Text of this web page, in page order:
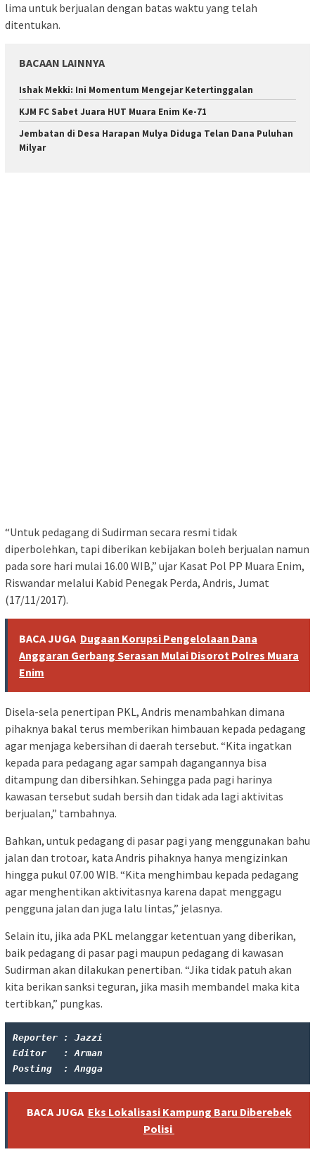
lima untuk berjualan dengan batas waktu yang telah
ditentukan.
BACAAN LAINNYA
Ishak Mekki: Ini Momentum Mengejar Ketertinggalan
KJM FC Sabet Juara HUT Muara Enim Ke-71
Jembatan di Desa Harapan Mulya Diduga Telan Dana Puluhan
Milyar
“Untuk pedagang di Sudirman secara resmi tidak
diperbolehkan, tapi diberikan kebijakan boleh berjualan namun
pada sore hari mulai 16.00 WIB,” ujar Kasat Pol PP Muara Enim,
Riswandar melalui Kabid Penegak Perda, Andris, Jumat
(17/11/2017).
BACA JUGA Dugaan Korupsi Pengelolaan Dana
Anggaran Gerbang Serasan Mulai Disorot Polres Muara
Enim
Disela-sela penertipan PKL, Andris menambahkan dimana
pihaknya bakal terus memberikan himbauan kepada pedagang
agar menjaga kebersihan di daerah tersebut. “Kita ingatkan
kepada para pedagang agar sampah dagangannya bisa
ditampung dan dibersihkan. Sehingga pada pagi harinya
kawasan tersebut sudah bersih dan tidak ada lagi aktivitas
berjualan,” tambahnya.
Bahkan, untuk pedagang di pasar pagi yang menggunakan bahu
jalan dan trotoar, kata Andris pihaknya hanya mengizinkan
hingga pukul 07.00 WIB. “Kita menghimbau kepada pedagang
agar menghentikan aktivitasnya karena dapat menggagu
pengguna jalan dan juga lalu lintas,” jelasnya.
Selain itu, jika ada PKL melanggar ketentuan yang diberikan,
baik pedagang di pasar pagi maupun pedagang di kawasan
Sudirman akan dilakukan penertiban. “Jika tidak patuh akan
kita berikan sanksi teguran, jika masih membandel maka kita
tertibkan,” pungkas.
Reporter : Jazzi
Editor   : Arman
Posting  : Angga
BACA JUGA Eks Lokalisasi Kampung Baru Diberebek
Polisi